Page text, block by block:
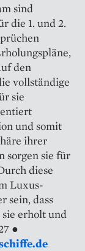
sind
die 1. und 2.
den
vollständige
sie
und somit
ihrer
sorgen sie für
diese
Luxus-
sein, dass
erholt und
●